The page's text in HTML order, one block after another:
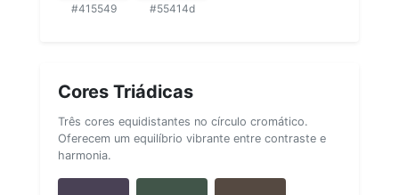
#415549 #55414d
Cores Triádicas
Três cores equidistantes no círculo cromático.
Oferecem um equilíbrio vibrante entre contraste e
harmonia.